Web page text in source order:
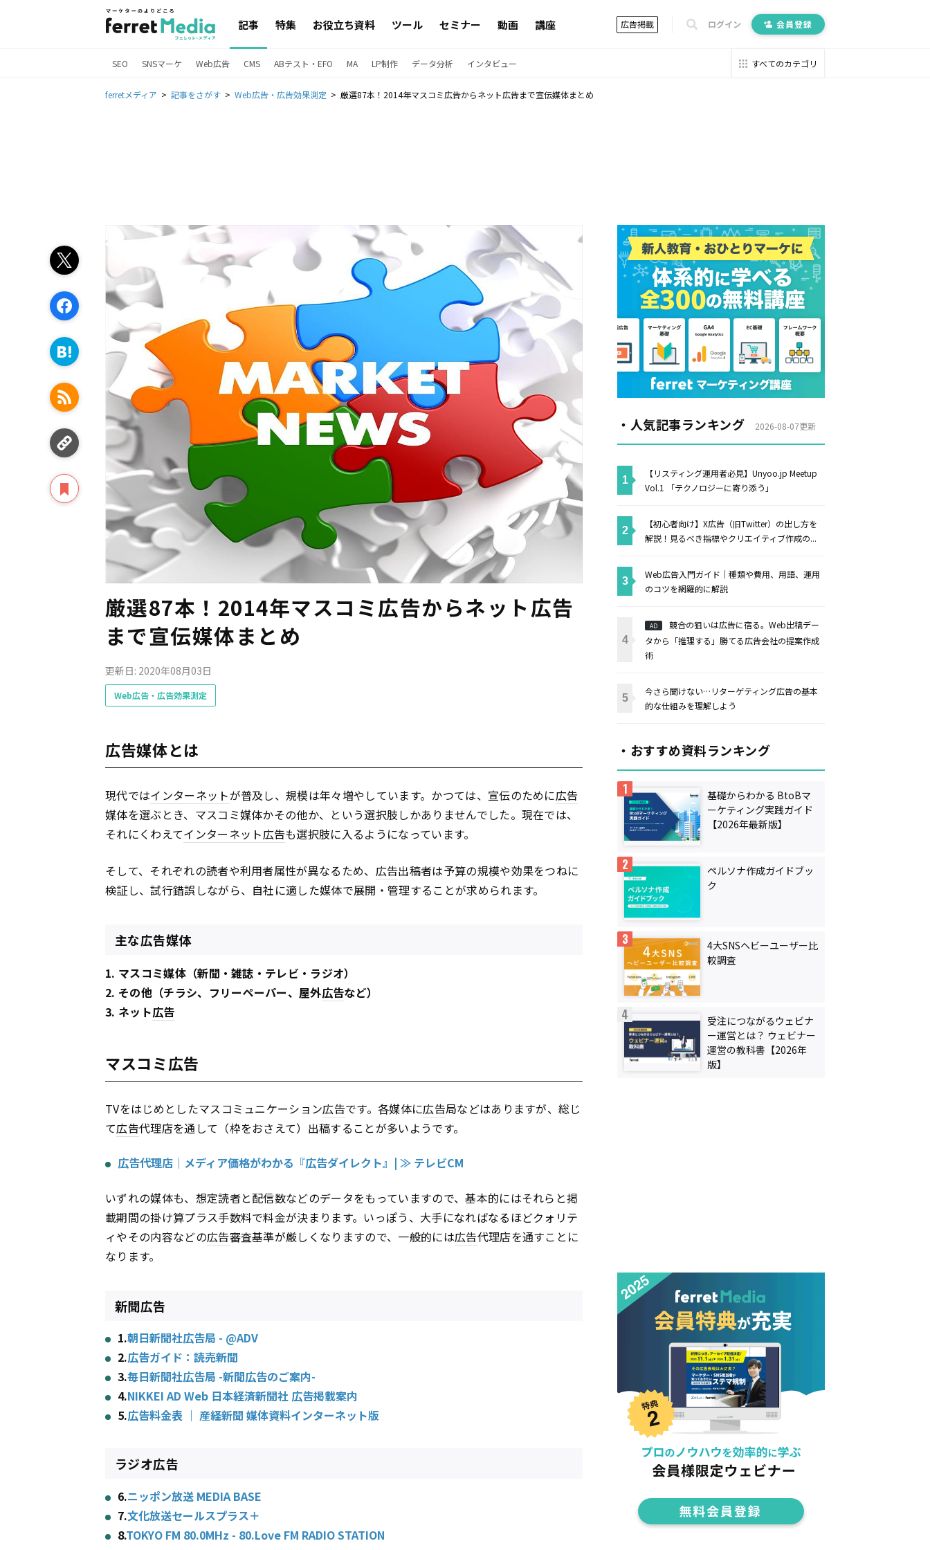
記事 特集 お役立ち資料 ツール セミナー 動画 講座 広告掲載 ログイン 会員登録
SEO SNSマーケ Web広告 CMS ABテスト・EFO MA LP制作 データ分析 インタビュー すべてのカテゴリ
ferretメディア 記事をさがす Web広告・広告効果測定 厳選87本！2014年マスコミ広告からネット広告まで宣伝媒体まとめ
厳選87本！2014年マスコミ広告からネット広告
まで宣伝媒体まとめ
更新日: 2020年08月03日
Web広告・広告効果測定
広告媒体とは
現代ではインターネットが普及し、規模は年々増やしています。かつては、宣伝のために広告
媒体を選ぶとき、マスコミ媒体かその他か、という選択肢しかありませんでした。現在では、
それにくわえてインターネット広告も選択肢に入るようになっています。
そして、それぞれの読者や利用者属性が異なるため、 広告出稿者は予算の規模や効果をつねに
検証し、試行錯誤しながら、自社に適した媒体で展開・管理することが求められます。
主な広告媒体
1. マスコミ媒体（新聞・雑誌・テレビ・ラジオ）
2. その他（チラシ、フリーペーパー、屋外広告など）
3. ネット広告
マスコミ広告
TVをはじめとしたマスコミュニケーション広告です。各媒体に広告局などはありますが、総じ
て広告代理店を通して（枠をおさえて）出稿することが多いようです。
広告代理店｜メディア価格がわかる『広告ダイレクト』| ≫ テレビCM
いずれの媒体も、想定読者と配信数などのデータをもっていますので、基本的にはそれらと掲
載期間の掛け算プラス手数料で料金が決まります。いっぽう、大手になればなるほどクォリテ
ィやその内容などの広告審査基準が厳しくなりますので、一般的には広告代理店を通すことに
なります。
新聞広告
1.朝日新聞社広告局 - @ADV
2.広告ガイド：読売新聞
3.毎日新聞社広告局 -新聞広告のご案内-
4.NIKKEI AD Web 日本経済新聞社 広告掲載案内
5.広告料金表 ｜ 産経新聞 媒体資料インターネット版
ラジオ広告
6.ニッポン放送 MEDIA BASE
7.文化放送セールスプラス＋
8.TOKYO FM 80.0MHz - 80.Love FM RADIO STATION
・人気記事ランキング 2026-08-07更新
【リスティング運用者必見】Unyoo.jp Meetup
Vol.1 「テクノロジーに寄り添う」
【初心者向け】X広告（旧Twitter）の出し方を
解説！見るべき指標やクリエイティブ作成の...
Web広告入門ガイド｜種類や費用、用語、運用
のコツを網羅的に解説
AD
競合の狙いは広告に宿る。Web出稿デー
タから「推理する」勝てる広告会社の提案作成
術
今さら聞けない…リターゲティング広告の基本
的な仕組みを理解しよう
・おすすめ資料ランキング
基礎からわかる BtoBマ
ーケティング実践ガイド
【2026年最新版】
ペルソナ作成ガイドブッ
ク
4大SNSヘビーユーザー比
較調査
受注につながるウェビナ
ー運営とは？ ウェビナー
運営の教科書【2026年
版】